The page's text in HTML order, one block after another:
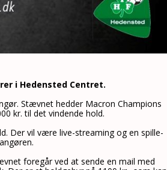
i Hedensted Centret.
Stævnet hedder Macron Champions
kr. til det vindende hold.
Der vil være live-streaming og en spille-
foregår ved at sende en mail med